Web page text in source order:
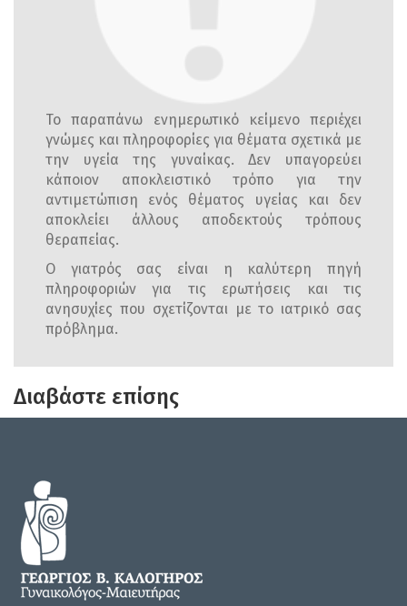
Το παραπάνω ενημερωτικό κείμενο περιέχει
γνώμες και πληροφορίες για θέματα σχετικά με
την υγεία της γυναίκας. Δεν υπαγορεύει
κάποιον αποκλειστικό τρόπο για την
αντιμετώπιση ενός θέματος υγείας και δεν
αποκλείει άλλους αποδεκτούς τρόπους
θεραπείας.
Ο γιατρός σας είναι η καλύτερη πηγή
πληροφοριών για τις ερωτήσεις και τις
ανησυχίες που σχετίζονται με το ιατρικό σας
πρόβλημα.
Διαβάστε επίσης